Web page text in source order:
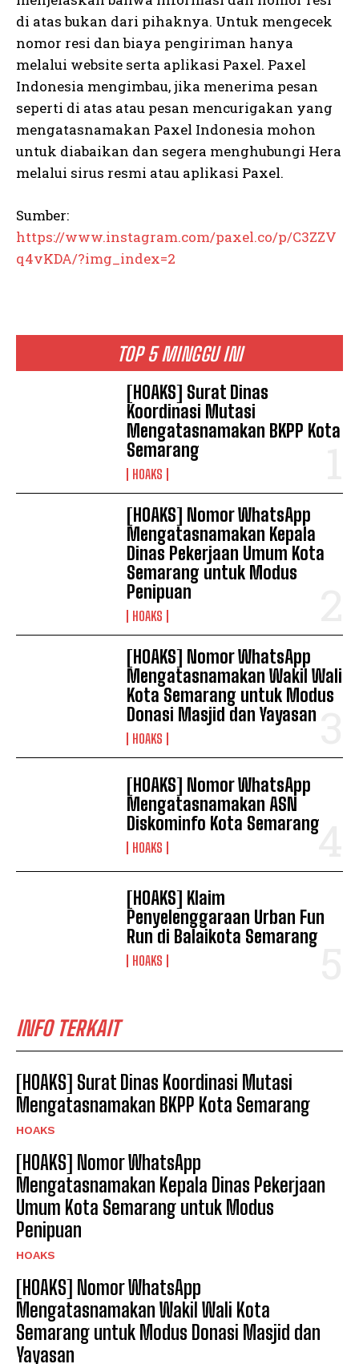
TOP 5 MINGGU INI
[HOAKS] Surat Dinas
Koordinasi Mutasi
Mengatasnamakan BKPP Kota
Semarang
HOAKS
[HOAKS] Nomor WhatsApp
Mengatasnamakan Kepala
Dinas Pekerjaan Umum Kota
Semarang untuk Modus
Penipuan
HOAKS
[HOAKS] Nomor WhatsApp
Mengatasnamakan Wakil Wali
Kota Semarang untuk Modus
Donasi Masjid dan Yayasan
HOAKS
[HOAKS] Nomor WhatsApp
Mengatasnamakan ASN
Diskominfo Kota Semarang
HOAKS
[HOAKS] Klaim
Penyelenggaraan Urban Fun
Run di Balaikota Semarang
HOAKS
INFO TERKAIT
[HOAKS] Surat Dinas Koordinasi Mutasi
Mengatasnamakan BKPP Kota Semarang
HOAKS
[HOAKS] Nomor WhatsApp
Mengatasnamakan Kepala Dinas Pekerjaan
Umum Kota Semarang untuk Modus
Penipuan
HOAKS
[HOAKS] Nomor WhatsApp
Mengatasnamakan Wakil Wali Kota
Semarang untuk Modus Donasi Masjid dan
Yayasan
di atas bukan dari pihaknya. Untuk mengecek
nomor resi dan biaya pengiriman hanya
melalui website serta aplikasi Paxel. Paxel
Indonesia mengimbau, jika menerima pesan
seperti di atas atau pesan mencurigakan yang
mengatasnamakan Paxel Indonesia mohon
untuk diabaikan dan segera menghubungi Hera
melalui sirus resmi atau aplikasi Paxel.
Sumber:
https://www.instagram.com/paxel.co/p/C3ZZV
q4vKDA/?img_index=2